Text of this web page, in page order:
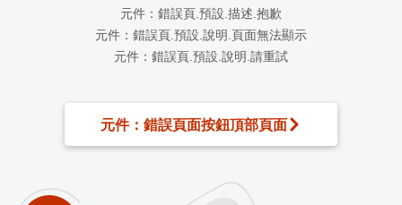
元件：錯誤頁.預設.描述.抱歉
元件：錯誤頁.預設.說明.頁面無法顯示
元件：錯誤頁.預設.說明.請重試
元件：錯誤頁面按鈕頂部頁面